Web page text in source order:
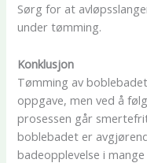
Sørg for at
under tømming.
Konklusjon
Tømming av
oppgave, men ved å
prosessen går
boblebadet er
badeopplevelse i